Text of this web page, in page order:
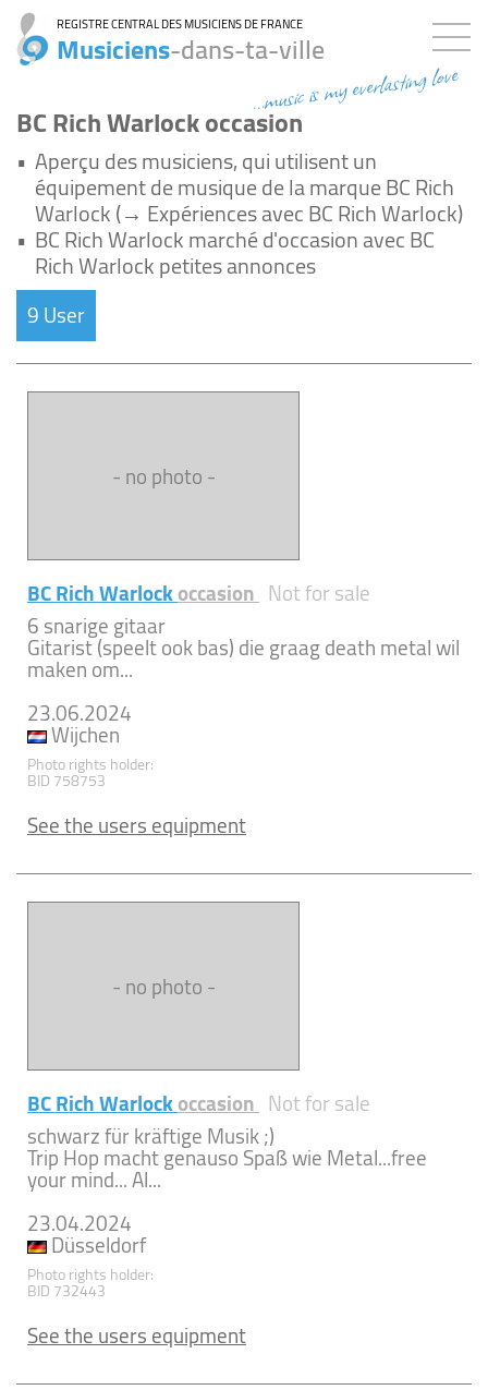
REGISTRE CENTRAL DES MUSICIENS DE FRANCE
Musiciens-dans-ta-ville
...music is my everlasting love
BC Rich Warlock occasion
• Aperçu des musiciens, qui utilisent un
équipement de musique de la marque BC Rich
Warlock (→ Expériences avec BC Rich Warlock)
• BC Rich Warlock marché d'occasion avec BC
Rich Warlock petites annonces
9 User
- no photo -
BC Rich Warlockoccasion Not for sale
6 snarige gitaar
Gitarist (speelt ook bas) die graag death metal wil
maken om...
23.06.2024
Wijchen
Photo rights holder:
BID 758753
See the users equipment
- no photo -
BC Rich Warlockoccasion Not for sale
schwarz für kräftige Musik ;)
Trip Hop macht genauso Spaß wie Metal...free
your mind... Al...
23.04.2024
Düsseldorf
Photo rights holder:
BID 732443
See the users equipment